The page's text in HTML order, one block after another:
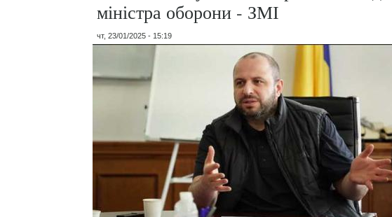
міністра оборони - ЗМІ
чт, 23/01/2025 - 15:19